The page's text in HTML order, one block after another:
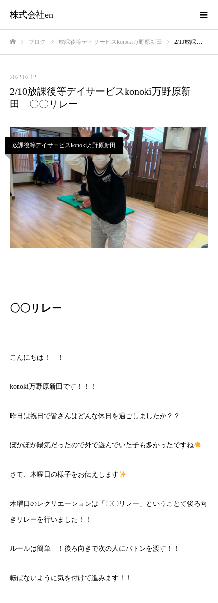
株式会社en
ブログ 放課後等デイサービスkonoki万野原新田 2/10放課後等デイサービスkonoki万野原新田 〇〇リレー
2022.02.12
2/10放課後等デイサービスkonoki万野原新
田 〇〇リレー
放課後等デイサービスkonoki万野原新田
〇〇リレー
こんにちは！！！
konoki万野原新田です！！！
昨日は祝日で皆さんはどんな休日を過ごしましたか？？
ぽかぽか陽気だったので外で遊んでいた子も多かったですね
さて、木曜日の様子をお伝えします
木曜日のレクリエーションは「〇〇リレー」ということで後ろ向
きリレーを行いました！！
ルールは簡単！！後ろ向きで次の人にバトンを渡す！！
転ばないように気を付けて進みます！！